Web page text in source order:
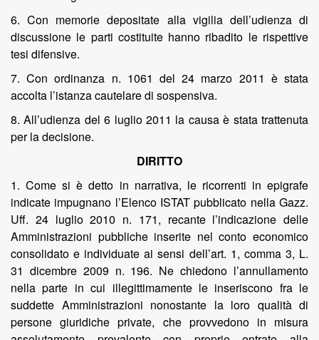
6. Con memorie depositate alla vigilia dell’udienza di
discussione le parti costituite hanno ribadito le rispettive
tesi difensive.
7. Con ordinanza n. 1061 del 24 marzo 2011 è stata
accolta l’istanza cautelare di sospensiva.
8. All’udienza del 6 luglio 2011 la causa è stata trattenuta
per la decisione.
DIRITTO
1. Come si è detto in narrativa, le ricorrenti in epigrafe
indicate impugnano l’Elenco ISTAT pubblicato nella Gazz.
Uff. 24 luglio 2010 n. 171, recante l’indicazione delle
Amministrazioni pubbliche inserite nel conto economico
consolidato e individuate ai sensi dell’art. 1, comma 3, L.
31 dicembre 2009 n. 196. Ne chiedono l’annullamento
nella parte in cui illegittimamente le inseriscono fra le
suddette Amministrazioni nonostante la loro qualità di
persone giuridiche private, che provvedono in misura